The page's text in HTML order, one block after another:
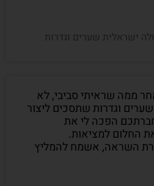
ישראלית שערים וגדרות
ממה שראיתי סביבי, לא
וגדרות שתסכים ליצור
הפכה לי את
החלום למציאות.
השראה, אשמח להמליץ